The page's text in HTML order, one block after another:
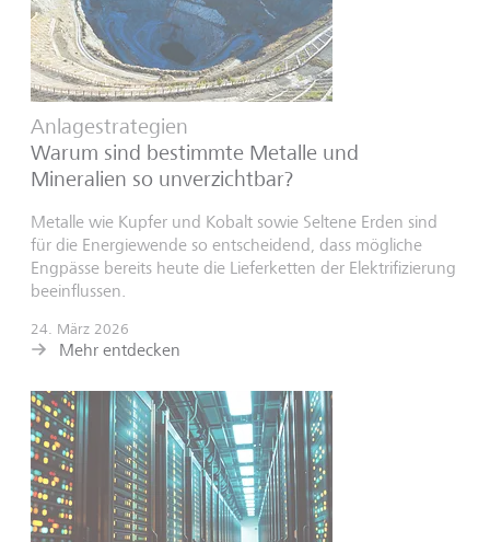
Anlagestrategien
Warum sind bestimmte Metalle und
Mineralien so unverzichtbar?
Metalle wie Kupfer und Kobalt sowie Seltene Erden sind
für die Energiewende so entscheidend, dass mögliche
Engpässe bereits heute die Lieferketten der Elektrifizierung
beeinflussen.
24. März 2026
Mehr entdecken